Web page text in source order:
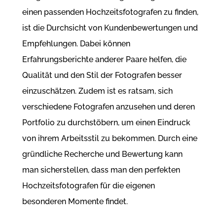
einen passenden Hochzeitsfotografen zu finden,
ist die Durchsicht von Kundenbewertungen und
Empfehlungen. Dabei können
Erfahrungsberichte anderer Paare helfen, die
Qualität und den Stil der Fotografen besser
einzuschätzen. Zudem ist es ratsam, sich
verschiedene Fotografen anzusehen und deren
Portfolio zu durchstöbern, um einen Eindruck
von ihrem Arbeitsstil zu bekommen. Durch eine
gründliche Recherche und Bewertung kann
man sicherstellen, dass man den perfekten
Hochzeitsfotografen für die eigenen
besonderen Momente findet.